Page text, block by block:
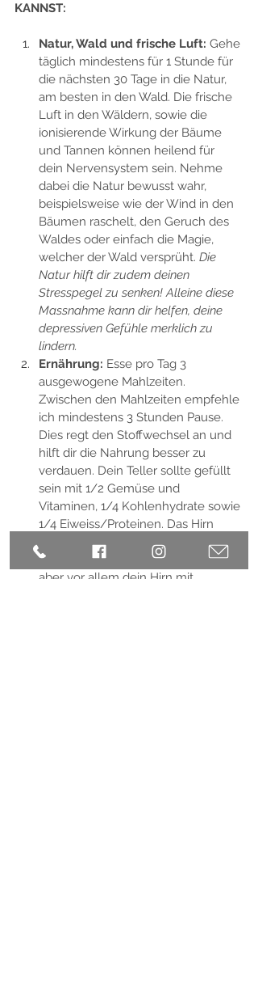
KANNST:
Natur, Wald und frische Luft: Gehe
täglich mindestens für 1 Stunde für
die nächsten 30 Tage in die Natur,
am besten in den Wald. Die frische
Luft in den Wäldern, sowie die
ionisierende Wirkung der Bäume
und Tannen können heilend für
dein Nervensystem sein. Nehme
dabei die Natur bewusst wahr,
beispielsweise wie der Wind in den
Bäumen raschelt, den Geruch des
Waldes oder einfach die Magie,
welcher der Wald versprüht. Die
Natur hilft dir zudem deinen
Stresspegel zu senken! Alleine diese
Massnahme kann dir helfen, deine
depressiven Gefühle merklich zu
lindern.
Ernährung: Esse pro Tag 3
ausgewogene Mahlzeiten.
Zwischen den Mahlzeiten empfehle
ich mindestens 3 Stunden Pause.
Dies regt den Stoffwechsel an und
hilft dir die Nahrung besser zu
verdauen. Dein Teller sollte gefüllt
sein mit 1/2 Gemüse und
Vitaminen, 1/4 Kohlenhydrate sowie
1/4 Eiweiss/Proteinen. Das Hirn
benötigt Proteine. 1g pro Kilogramm
Körpergewicht, so dass dein Körper,
aber vor allem dein Hirn mit